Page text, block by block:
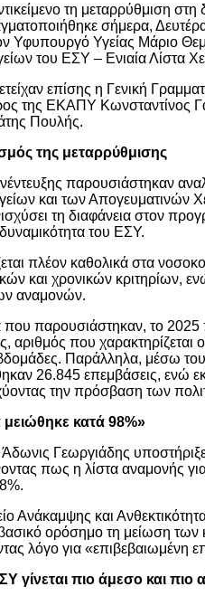
τη μεταρρύθμιση στη
σήμερα,
Υφυπουργό Υγείας Μάριο
του ΕΣΥ – Ενιαία Λίστα
επίσης η Γενική
της ΕΚΑΠΥ Κωνσταντίνος
Πουλής.
της μεταρρύθμισης
παρουσιάστηκαν
και των Απογευματινών
τη διαφάνεια στον
του ΕΣΥ.
πλέον καθολικά στα
και χρονικών κριτηρίων,
αναμονών.
που παρουσιάστηκαν, το
αριθμός που
Παράλληλα, μέσω
26.845 επεμβάσεις, ενώ
την πρόσβαση των
κατά 98%»
Άδωνις Γεωργιάδης
πως η λίστα αναμονής
Ανάκαμψης και
ορόσημο τη μείωση
λόγο για «επιβεβαιωμένη
γίνεται πιο άμεσο και πιο